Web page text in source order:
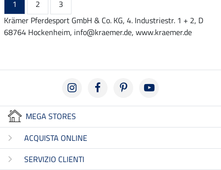
1 2
3
Krämer Pferdesport GmbH & Co. KG, 4. Industriestr. 1 + 2, D
68764 Hockenheim, info@kraemer.de, www.kraemer.de
MEGA STORES
ACQUISTA ONLINE
SERVIZIO CLIENTI